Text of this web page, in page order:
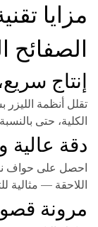
مزايا
الصفائح
إنتاج
تقلل أنظمة
الكلية، حتى
دقة عالية
احصل على حواف
اللاحقة — مثالية
مرونة